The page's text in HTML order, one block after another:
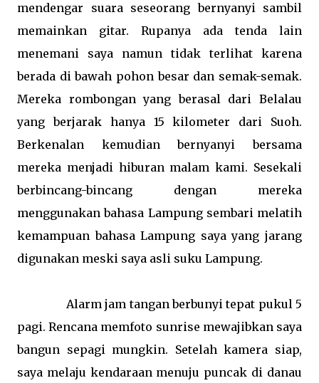
mendengar suara seseorang bernyanyi sambil
memainkan gitar. Rupanya ada tenda lain
menemani saya namun tidak terlihat karena
berada di bawah pohon besar dan semak-semak.
Mereka rombongan yang berasal dari Belalau
yang berjarak hanya 15 kilometer dari Suoh.
Berkenalan kemudian bernyanyi bersama
mereka menjadi hiburan malam kami. Sesekali
berbincang-bincang dengan mereka
menggunakan bahasa Lampung sembari melatih
kemampuan bahasa Lampung saya yang jarang
digunakan meski saya asli suku Lampung.
Alarm jam tangan berbunyi tepat pukul 5
pagi. Rencana memfoto sunrise mewajibkan saya
bangun sepagi mungkin. Setelah kamera siap,
saya melaju kendaraan menuju puncak di danau